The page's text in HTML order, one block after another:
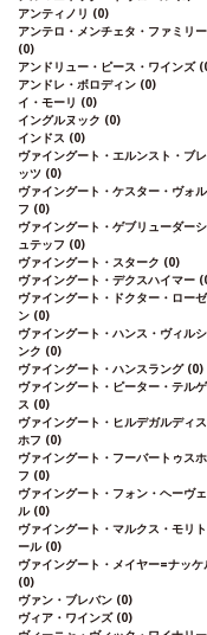
アンティノリ (0)
アンテロ・メンチェタ・ファミリー
(0)
アンドリュー・ピース・ワインズ
アンドレ・ボロディン (0)
イ・モーリ (0)
イングルヌック (0)
インドス (0)
ヴァイングート・エルンスト・ブレ
ッツ (0)
ヴァイングート・ケスター・ヴォル
フ (0)
ヴァイングート・ゲブリューダーシ
ュテッフ (0)
ヴァイングート・スターク (0)
ヴァイングート・デクスハイマー
ヴァイングート・ドクター・ローゼ
ン (0)
ヴァイングート・ハンス・ヴィルシ
ンク (0)
ヴァイングート・ハンスラング (0)
ヴァイングート・ピーター・テルゲ
ス (0)
ヴァイングート・ヒルデガルディス
ホフ (0)
ヴァイングート・フーバートゥスホ
フ (0)
ヴァイングート・フォン・ヘーヴェ
ル (0)
ヴァイングート・マルクス・モリト
ール (0)
ヴァイングート・メイヤー=ナッケ
(0)
ヴァン・ブレバン (0)
ヴィア・ワインズ (0)